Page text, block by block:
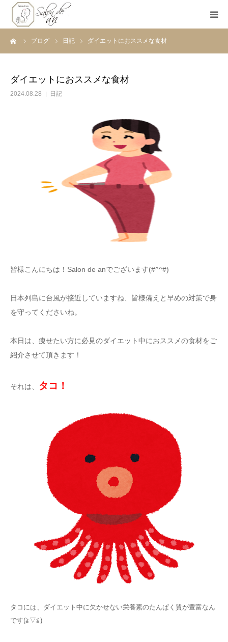
ブログ 日記 ダイエットにおススメな食材
ダイエットにおススメな食材
2024.08.28 日記
皆様こんにちは！Salon de anでございます(#^^#)
日本列島に台風が接近していますね、皆様備えと早めの対策で身
を守ってくださいね。
本日は、痩せたい方に必見のダイエット中におススメの食材をご
紹介させて頂きます！
それは、 タコ！
タコには、ダイエット中に欠かせない栄養素のたんぱく質が豊富なん
です(≧▽≦)
ホーム
ご予約
アクセス